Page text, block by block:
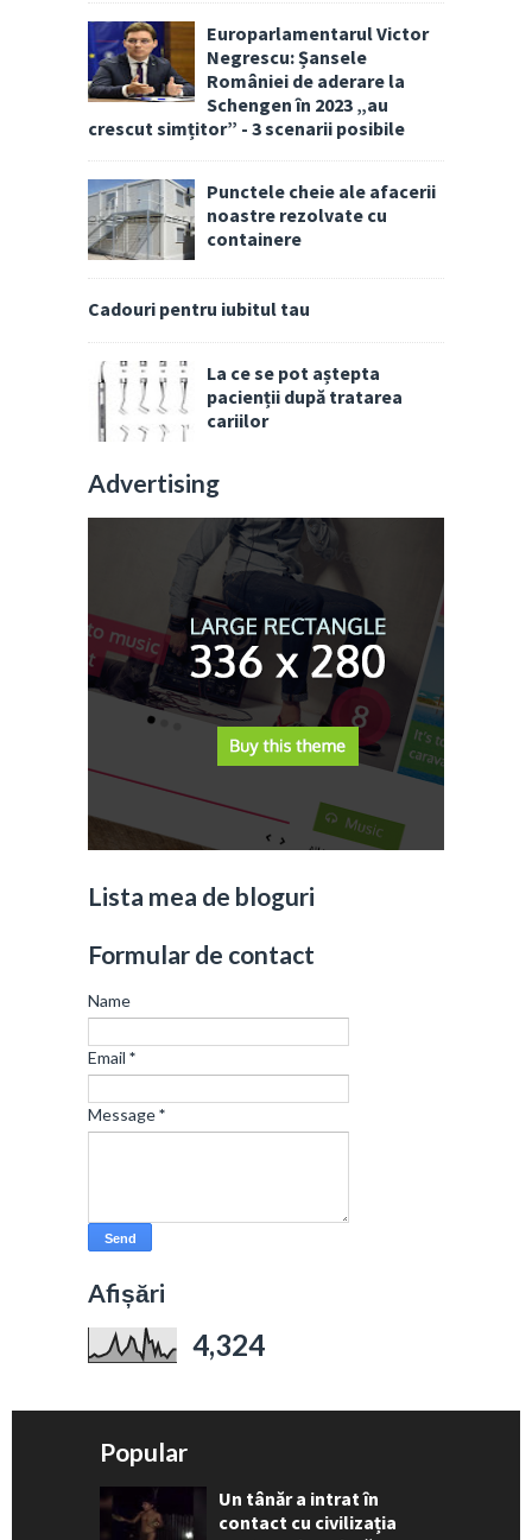
Europarlamentarul Victor
Negrescu: Șansele
României de aderare la
Schengen în 2023 „au
crescut simțitor” - 3 scenarii posibile
Punctele cheie ale afacerii
noastre rezolvate cu
containere
Cadouri pentru iubitul tau
La ce se pot aștepta
pacienții după tratarea
cariilor
Advertising
Lista mea de bloguri
Formular de contact
Name
Email *
Message*
Afișări
4,324
Popular
Un tânăr a intrat în
contact cu civilizația